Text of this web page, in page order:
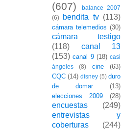
(607)
balance 2007
(6)
bendita tv (113)
cámara telemedios (30)
cámara testigo
(118)
canal 13
(153) canal 9 (18) casi
ángeles
(8) cine
(63)
CQC (14) disney (5) duro
de domar
(13)
elecciones 2009
(28)
encuestas
(249)
entrevistas y
coberturas
(244)